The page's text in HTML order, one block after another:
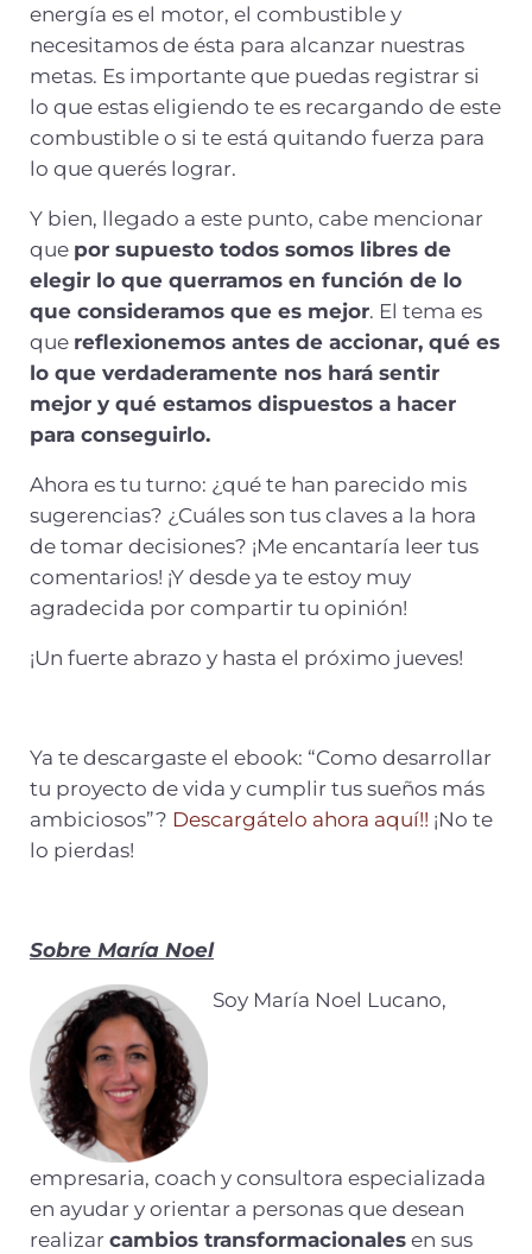
energía es el motor, el combustible y
necesitamos de ésta para alcanzar nuestras
metas. Es importante que puedas registrar si
lo que estas eligiendo te es recargando de este
combustible o si te está quitando fuerza para
lo que querés lograr.
Y bien, llegado a este punto, cabe mencionar
que por supuesto todos somos libres de
elegir lo que querramos en función de lo
que consideramos que es mejor. El tema es
que reflexionemos antes de accionar, qué es
lo que verdaderamente nos hará sentir
mejor y qué estamos dispuestos a hacer
para conseguirlo.
Ahora es tu turno: ¿qué te han parecido mis
sugerencias? ¿Cuáles son tus claves a la hora
de tomar decisiones? ¡Me encantaría leer tus
comentarios! ¡Y desde ya te estoy muy
agradecida por compartir tu opinión!
¡Un fuerte abrazo y hasta el próximo jueves!
Ya te descargaste el ebook: “Como desarrollar
tu proyecto de vida y cumplir tus sueños más
ambiciosos”? Descargátelo ahora aquí!! ¡No te
lo pierdas!
Sobre María Noel
Soy María Noel Lucano,
empresaria, coach y consultora especializada
en ayudar y orientar a personas que desean
realizar cambios transformacionalesen sus